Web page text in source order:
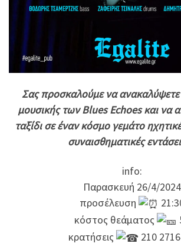
Σας προσκαλούμε να ανακαλύψετε
μουσικής των Blues Echoes και να
ταξίδι σε έναν κόσμο γεμάτο
συναισθηματικές
info:
Παρασκευή 26/4/2024
προσέλευση
κόστος θεάματος
κρατήσεις
210